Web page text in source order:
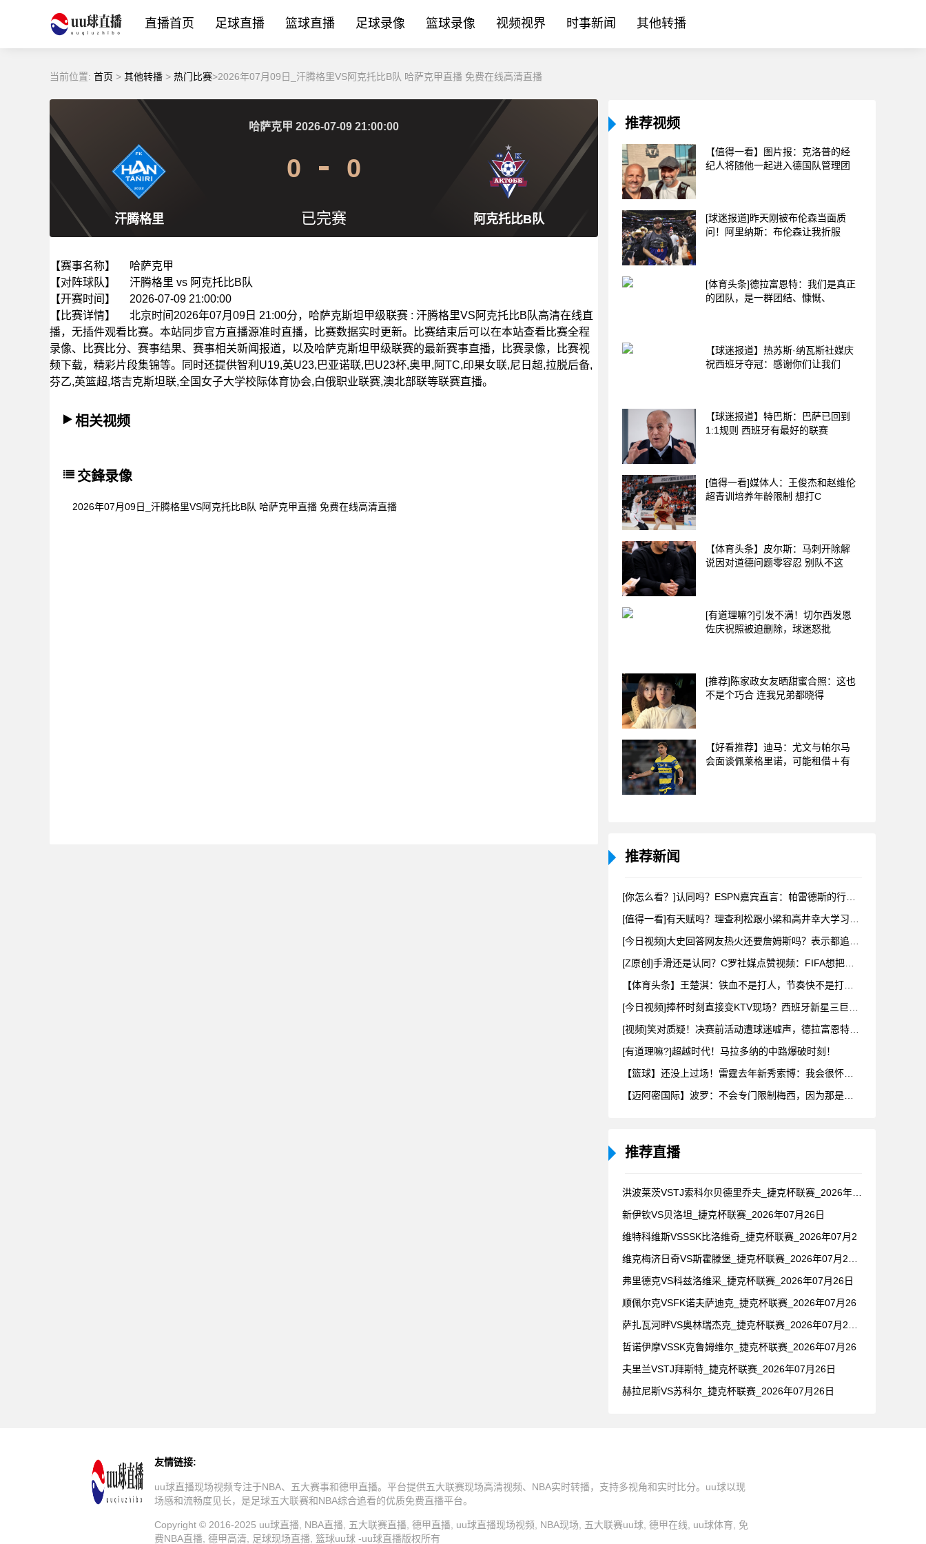
直播首页 足球直播 篮球直播 足球录像 篮球录像 视频视界 时事新闻 其他转播
当前位置: 首页 > 其他转播 > 热门比赛>2026年07月09日_汗腾格里VS阿克托比B队 哈萨克甲直播 免费在线高清直播
汗腾格里 阿克托比B队
哈萨克甲 2026-07-09 21:00:00
0 0
已完赛
【赛事名称】
哈萨克甲
【对阵球队】
汗腾格里 vs 阿克托比B队
【开赛时间】
2026-07-09 21:00:00
【比赛详情】
北京时间2026年07月09日 21:00分，哈萨克斯坦甲级联赛 : 汗腾格里VS阿克托比B队高清在线直
播，无插件观看比赛。本站同步官方直播源准时直播，比赛数据实时更新。比赛结束后可以在本站查看比赛全程
录像、比赛比分、赛事结果、赛事相关新闻报道，以及哈萨克斯坦甲级联赛的最新赛事直播，比赛录像，比赛视
频下载，精彩片段集锦等。同时还提供智利U19,英U23,巴亚诺联,巴U23杯,奥甲,阿TC,印果女联,尼日超,拉脱后备,
芬乙,英篮超,塔吉克斯坦联,全国女子大学校际体育协会,白俄职业联赛,澳北部联等联赛直播。
相关视频
交鋒录像
2026年07月09日_汗腾格里VS阿克托比B队 哈萨克甲直播 免费在线高清直播
推荐视频
【值得一看】图片报：克洛普的经
纪人将随他一起进入德国队管理团
[球迷报道]昨天刚被布伦森当面质
问！阿里纳斯：布伦森让我折服
[体育头条]德拉富恩特：我们是真正
的团队，是一群团结、慷慨、
【球迷报道】热苏斯·纳瓦斯社媒庆
祝西班牙夺冠：感谢你们让我们
【球迷报道】特巴斯：巴萨已回到
1:1规则 西班牙有最好的联赛
[值得一看]媒体人：王俊杰和赵维伦
超青训培养年龄限制 想打C
【体育头条】皮尔斯：马刺开除解
说因对道德问题零容忍 别队不这
[有道理嘛?]引发不满！切尔西发恩
佐庆祝照被迫删除，球迷怒批
[推荐]陈家政女友晒甜蜜合照：这也
不是个巧合 连我兄弟都晓得
【好看推荐】迪马：尤文与帕尔马
会面谈佩莱格里诺，可能租借＋有
推荐新闻
[有道理嘛?]超越时代！马拉多纳的中路爆破时刻！
推荐直播
新伊钦VS贝洛坦_捷克杯联赛_2026年07月26日
维特科维斯VSSSK比洛维奇_捷克杯联赛_2026年07月2
弗里德克VS科兹洛维采_捷克杯联赛_2026年07月26日
顺佩尔克VSFK诺夫萨迪克_捷克杯联赛_2026年07月26
哲诺伊摩VSSK克鲁姆维尔_捷克杯联赛_2026年07月26
夫里兰VSTJ拜斯特_捷克杯联赛_2026年07月26日
赫拉尼斯VS苏科尔_捷克杯联赛_2026年07月26日
友情链接:
uu球直播现场视频专注于NBA、五大赛事和德甲直播。平台提供五大联赛现场高清视频、NBA实时转播，支持多视角和实时比分。uu球以现
场感和流畅度见长，是足球五大联赛和NBA综合追看的优质免费直播平台。
Copyright © 2016-2025 uu球直播, NBA直播, 五大联赛直播, 德甲直播, uu球直播现场视频, NBA现场, 五大联赛uu球, 德甲在线, uu球体育, 免
费NBA直播, 德甲高清, 足球现场直播, 篮球uu球 -uu球直播版权所有